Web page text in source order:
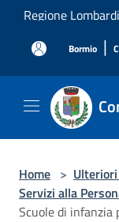
Salta al contenuto
Regione
Bormio |
Home >
Servizi alla
Scuole di infanzia